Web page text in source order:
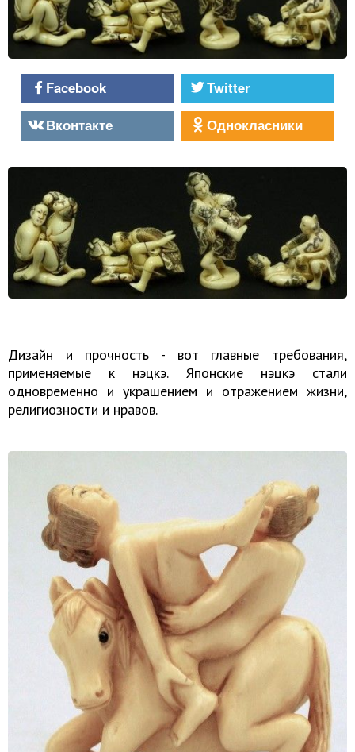
Facebook
Twitter
Вконтакте
Однокласники
Дизайн и прочность - вот главные требования,
применяемые к нэцкэ. Японские нэцкэ стали
одновременно и украшением и отражением жизни,
религиозности и нравов.